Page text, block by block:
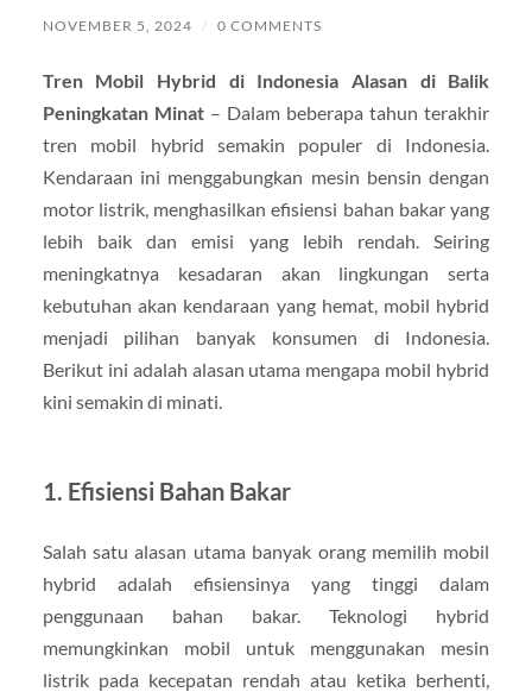
NOVEMBER 5, 2024 / 0 COMMENTS
Tren Mobil Hybrid di Indonesia Alasan di Balik
Peningkatan Minat– Dalam beberapa tahun terakhir
tren mobil hybrid semakin populer di Indonesia.
Kendaraan ini menggabungkan mesin bensin dengan
motor listrik, menghasilkan efisiensi bahan bakar yang
lebih baik dan emisi yang lebih rendah. Seiring
meningkatnya kesadaran akan lingkungan serta
kebutuhan akan kendaraan yang hemat, mobil hybrid
menjadi pilihan banyak konsumen di Indonesia.
Berikut ini adalah alasan utama mengapa mobil hybrid
kini semakin di minati.
1. Efisiensi Bahan Bakar
Salah satu alasan utama banyak orang memilih mobil
hybrid adalah efisiensinya yang tinggi dalam
penggunaan bahan bakar. Teknologi hybrid
memungkinkan mobil untuk menggunakan mesin
listrik pada kecepatan rendah atau ketika berhenti,